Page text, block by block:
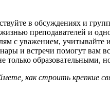
в обсуждениях и
преподавателей и
с уважением, учитывайте
и встречи помогут вам
только образовательными,
как строить крепкие